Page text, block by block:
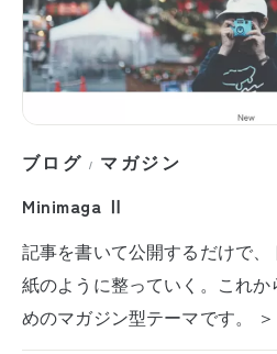
ブログ / マガジン
Minimaga Ⅱ
記事を書いて公開するだけで
紙のように整っていく。これ
めのマガジン型テーマです。 ＞